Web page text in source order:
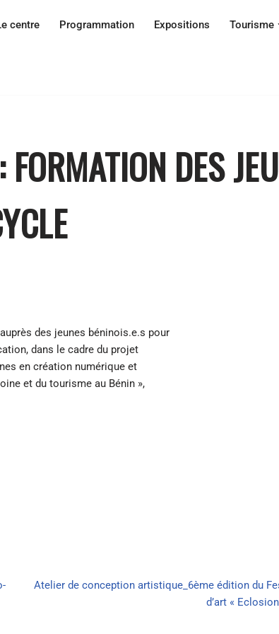
centre Programmation Expositions Tourisme
DES
des jeunes béninois.e.s pour
dans le cadre du projet
en création numérique et
et du tourisme au Bénin »,
Atelier de conception artistique_6ème édition du
d’art «